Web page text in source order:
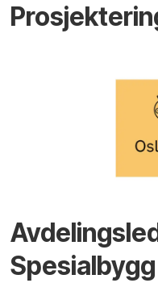
Spesialbygg